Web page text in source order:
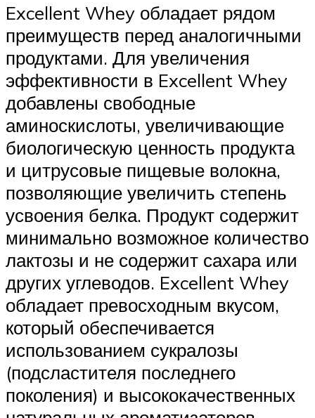
Excellent Whey обладает рядом
преимуществ перед аналогичными
продуктами. Для увеличения
эффективности в Excellent Whey
добавлены свободные
аминоскислоты, увеличивающие
биологическую ценность продукта
и цитрусовые пищевые волокна,
позволяющие увеличить степень
усвоения белка. Продукт содержит
минимально возможное количество
лактозы и не содержит сахара или
других углеводов. Excellent Whey
обладает превосходным вкусом,
который обеспечивается
использованием сукралозы
(подсластителя последнего
поколения) и высококачественных